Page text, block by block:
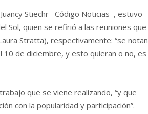
Stiechr –Código Noticias–, estuvo
Sol, quien se refirió a las reuniones que
Stratta), respectivamente: “se notan
de diciembre, y esto quieran o no, es
que se viene realizando, “y que
con la popularidad y participación”.